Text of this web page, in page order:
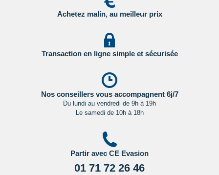
Pour les passagers binationaux ou de nationalité étrangère
il est préférable de vous rapprocher du consulat ou de
Les formalités administratives et sanitaires étant
susceptibles de changer entre votre réservation et votre
régulièrement le site du ministère des affaires étrangères en
Achetez malin, au meilleur prix
Transaction en ligne simple et sécurisée
Nos conseillers vous accompagnent 6j/7
Du lundi au vendredi de 9h à 19h
Le samedi de 10h à 18h
Partir avec CE Evasion
01 71 72 26 46